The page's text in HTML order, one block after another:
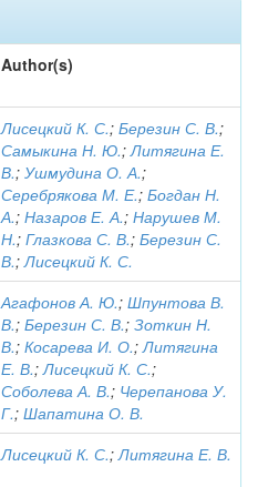
Author(s)
Лисецкий К. С.; Березин С. В.;
Самыкина Н. Ю.;Литягина Е.
В.; Ушмудина О. А.;
Серебрякова М. Е.; Богдан Н.
А.; Назаров Е. А.; Нарушев М.
Н.; Глазкова С. В.; Березин С.
В.;Лисецкий К. С.
Агафонов А. Ю.; Шпунтова В.
В.; Березин С. В.; Зоткин Н.
В.; Косарева И. О.;Литягина
Е. В.;Лисецкий К. С.;
Соболева А. В.; Черепанова У.
Г.; Шапатина О. В.
Лисецкий К. С.;Литягина Е. В.